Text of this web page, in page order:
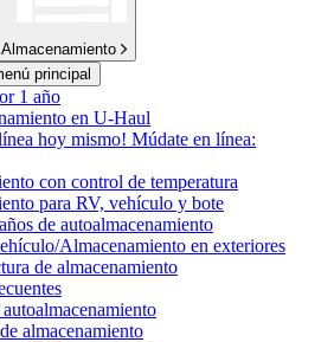
Almacenamiento
principal
1 año
en U-Haul
hoy mismo! Múdate en línea:
con control de temperatura
para RV, vehículo y bote
de autoalmacenamiento
Almacenamiento en exteriores
de almacenamiento
almacenamiento